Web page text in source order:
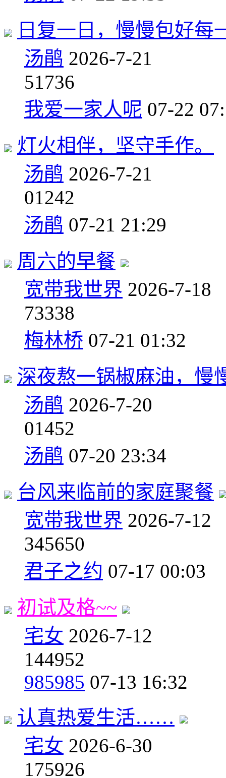
日复一日，慢慢包好每
汤鹃 2026-7-21
51736
我爱一家人呢 07-22
灯火相伴，坚守手作。
汤鹃 2026-7-21
01242
汤鹃 07-21 21:29
周六的早餐
宽带我世界 2026-7-18
73338
梅林桥 07-21 01:32
深夜熬一锅椒麻油，慢
汤鹃 2026-7-20
01452
汤鹃 07-20 23:34
台风来临前的家庭聚餐
宽带我世界 2026-7-12
345650
君子之约 07-17 00:03
初试及格~~
宅女 2026-7-12
144952
985985 07-13 16:32
认真热爱生活……
宅女 2026-6-30
175926